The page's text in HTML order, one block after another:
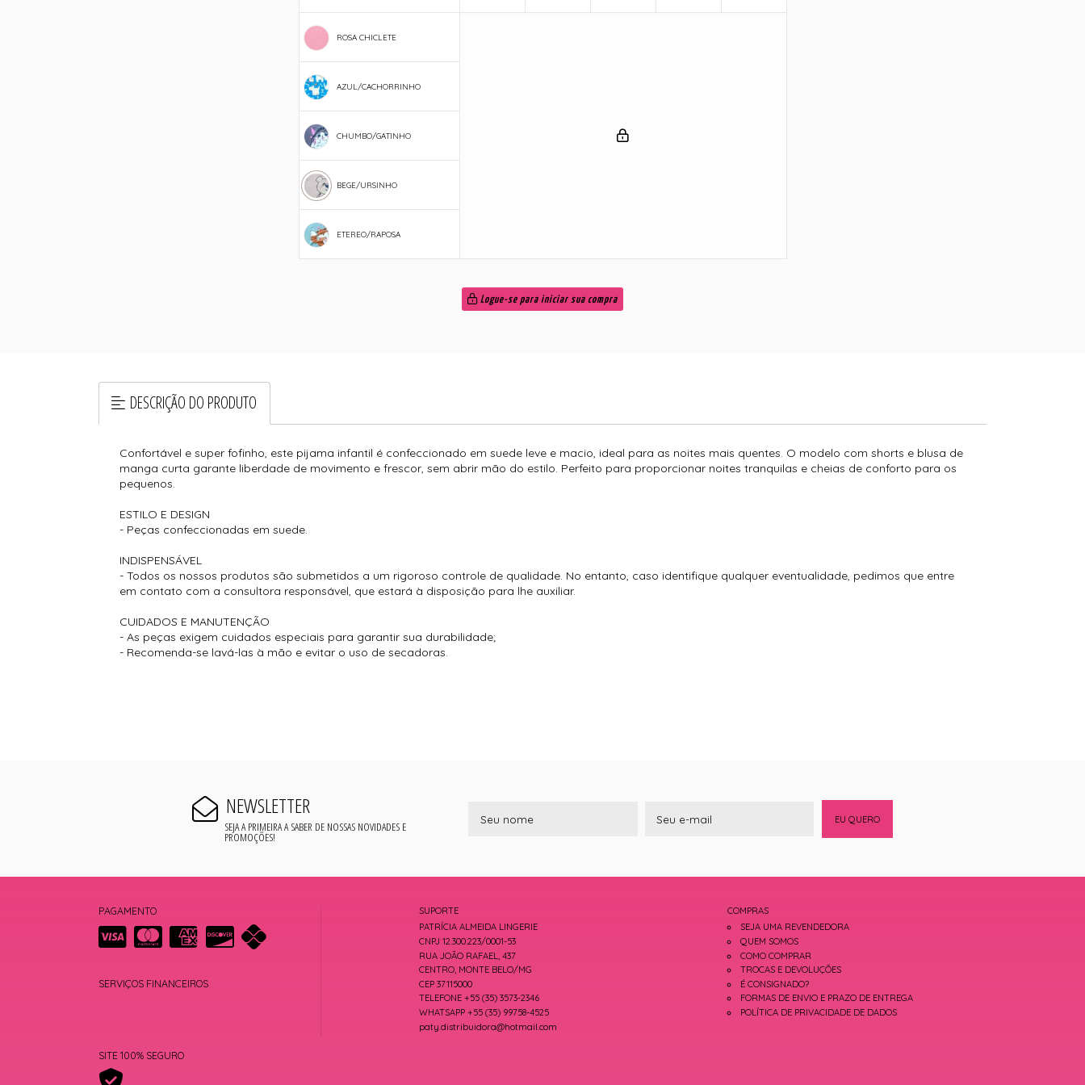
ROSA CHICLETE
AZUL/CACHORRINHO
CHUMBO/GATINHO
BEGE/URSINHO
ETEREO/RAPOSA
Logue-se para iniciar sua compra
DESCRIÇÃO DO PRODUTO
Confortável e super fofinho, este pijama infantil é confeccionado em suede leve e macio, ideal para as noites mais quentes. O modelo com shorts e blusa de
manga curta garante liberdade de movimento e frescor, sem abrir mão do estilo. Perfeito para proporcionar noites tranquilas e cheias de conforto para os
pequenos.
ESTILO E DESIGN
- Peças confeccionadas em suede.
INDISPENSÁVEL
- Todos os nossos produtos são submetidos a um rigoroso controle de qualidade. No entanto, caso identifique qualquer eventualidade, pedimos que entre
em contato com a consultora responsável, que estará à disposição para lhe auxiliar.
CUIDADOS E MANUTENÇÃO
- As peças exigem cuidados especiais para garantir sua durabilidade;
- Recomenda-se lavá-las à mão e evitar o uso de secadoras.
NEWSLETTER
SEJA A PRIMEIRA A SABER DE NOSSAS NOVIDADES E
PROMOÇÕES!
EU QUERO
PAGAMENTO
SERVIÇOS FINANCEIROS
SITE 100% SEGURO
SUPORTE
PATRÍCIA ALMEIDA LINGERIE
CNPJ 12.300.223/0001-53
RUA JOÃO RAFAEL, 437
CENTRO, MONTE BELO/MG
CEP 37115000
TELEFONE +55 (35) 3573-2346
WHATSAPP +55 (35) 99758-4525
paty.distribuidora@hotmail.com
COMPRAS
SEJA UMA REVENDEDORA
QUEM SOMOS
COMO COMPRAR
TROCAS E DEVOLUÇÕES
É CONSIGNADO?
FORMAS DE ENVIO E PRAZO DE ENTREGA
POLÍTICA DE PRIVACIDADE DE DADOS